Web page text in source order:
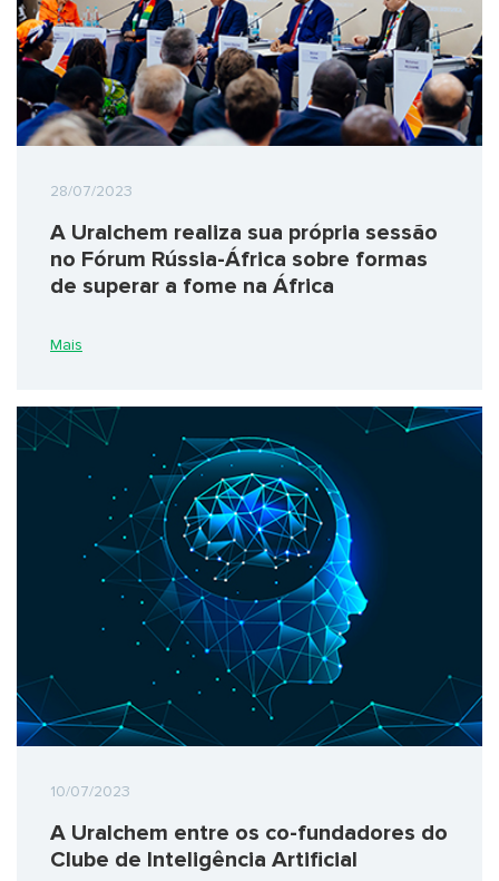
28/07/2023
A Uralchem realiza sua própria sessão
no Fórum Rússia-África sobre formas
de superar a fome na África
Mais
10/07/2023
A Uralchem entre os co-fundadores do
Clube de Inteligência Artificial